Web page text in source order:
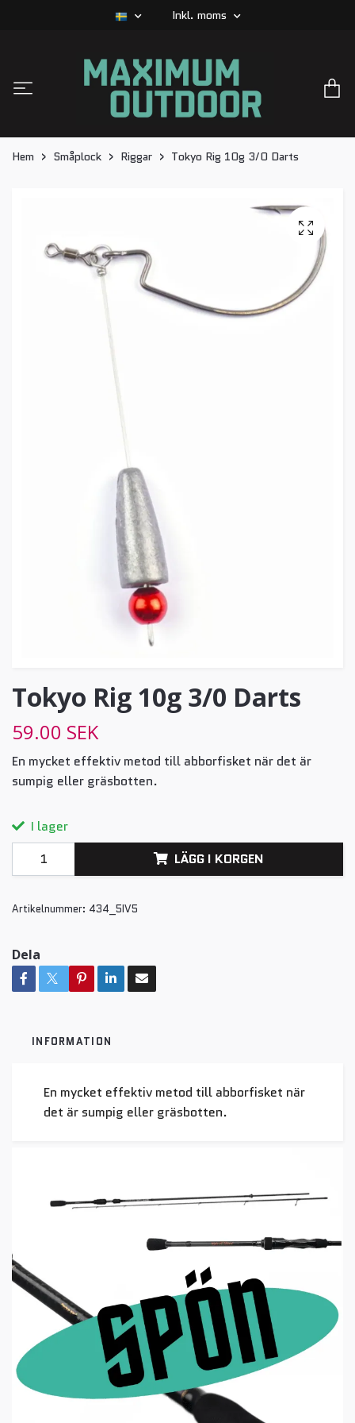
Inkl. moms
Hem Småplock Riggar Tokyo Rig 10g 3/0 Darts
Tokyo Rig 10g 3/0 Darts
59.00 SEK
En mycket effektiv metod till abborfisket när det är
sumpig eller gräsbotten.
I lager
LÄGG I KORGEN
Artikelnummer: 434_5IV5
Dela
INFORMATION
En mycket effektiv metod till abborfisket när
det är sumpig eller gräsbotten.